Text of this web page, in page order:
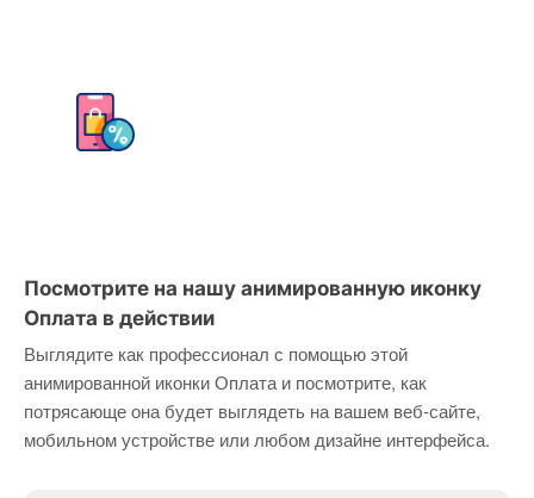
Посмотрите на нашу анимированную иконку
Оплата в действии
Выглядите как профессионал с помощью этой
анимированной иконки Оплата и посмотрите, как
потрясающе она будет выглядеть на вашем веб-сайте,
мобильном устройстве или любом дизайне интерфейса.